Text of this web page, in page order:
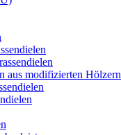
aus modifizierten Hölzern